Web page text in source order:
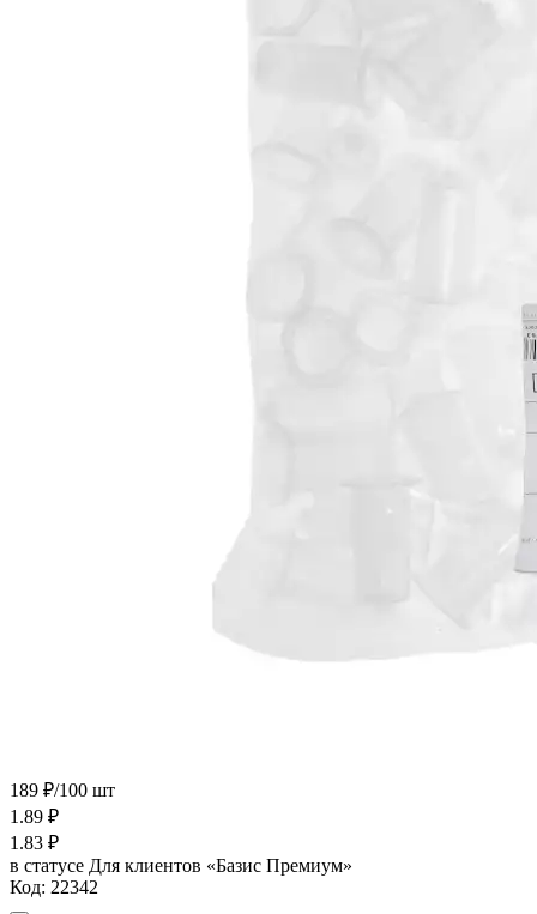
189 ₽/100 шт
1.89 ₽
1.83 ₽
в статусе Для клиентов «Базис Премиум»
Код: 22342